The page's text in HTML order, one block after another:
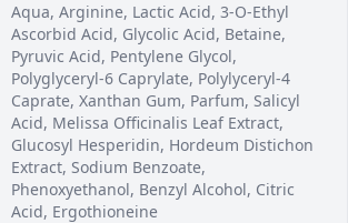
Aqua, Arginine, Lactic Acid, 3-O-Ethyl
Ascorbid Acid, Glycolic Acid, Betaine,
Pyruvic Acid, Pentylene Glycol,
Polyglyceryl-6 Caprylate, Polylyceryl-4
Caprate, Xanthan Gum, Parfum, Salicyl
Acid, Melissa Officinalis Leaf Extract,
Glucosyl Hesperidin, Hordeum Distichon
Extract, Sodium Benzoate,
Phenoxyethanol, Benzyl Alcohol, Citric
Acid, Ergothioneine